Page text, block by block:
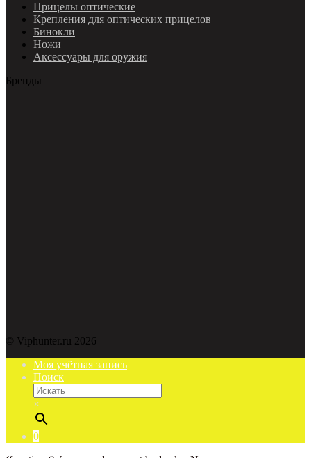
Прицелы оптические
Крепления для оптических прицелов
Бинокли
Ножи
Аксессуары для оружия
Бренды
© Viphunter.ru 2026
Моя учётная запись
Поиск
×
0